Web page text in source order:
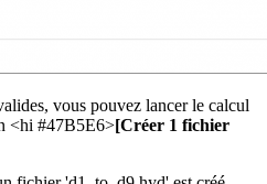
vous pouvez lancer le calcul
<hi #47B5E6>[Créer 1 fichier